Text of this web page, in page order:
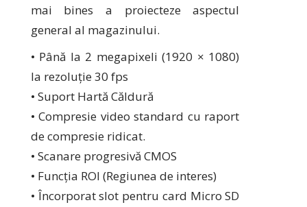
mai bines a proiecteze aspectul
general al magazinului.
• Până la 2 megapixeli (1920 × 1080)
la rezoluție 30 fps
• Suport Hartă Căldură
• Compresie video standard cu raport
de compresie ridicat.
• Scanare progresivă CMOS
• Funcția ROI (Regiunea de interes)
• Încorporat slot pentru card Micro SD